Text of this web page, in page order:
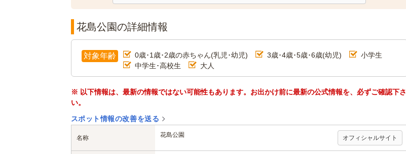
花島公園の詳細情報
対象年齢 0歳･1歳･2歳の赤ちゃん(乳児･幼児) 3歳･4歳･5歳･6歳(幼児)
小学生
中学生･高校生
大人
※ 以下情報は、最新の情報ではない可能性もあります。お出かけ前に最新の公式情報を、必ずご確認下さ
い。
スポット情報の改善を送る
名称 花島公園 オフィシャルサイト